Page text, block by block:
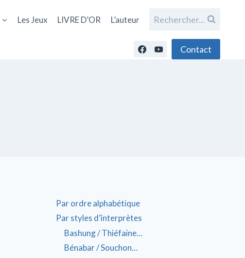
Les Jeux LIVRE D’OR L’auteur Rechercher...
Contact
Par ordre alphabétique
Par styles d’interprètes
Bashung / Thiéfaine…
Bénabar / Souchon…